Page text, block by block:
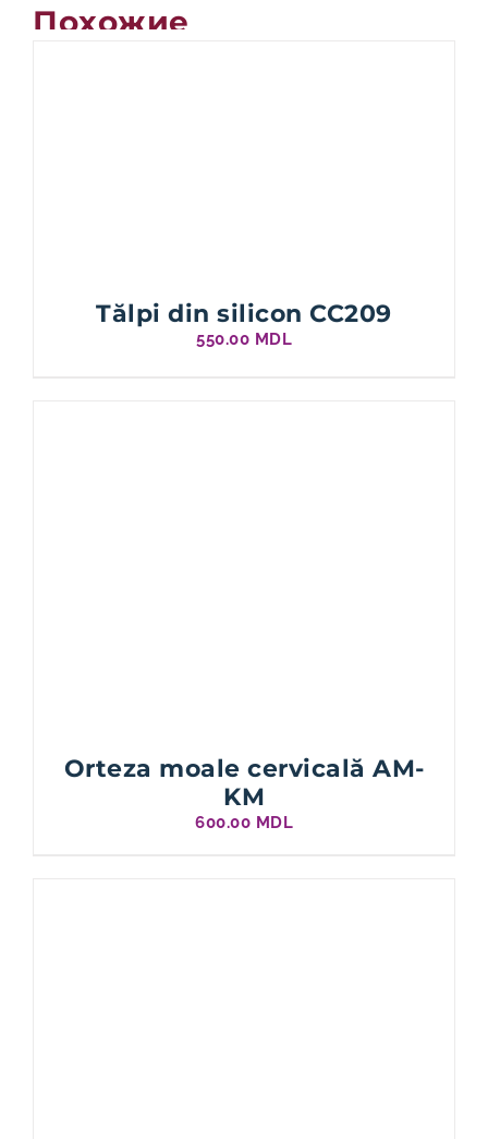
Похожие
Tălpi din silicon CC209
550.00 MDL
Orteza moale cervicală AM-
KM
600.00 MDL